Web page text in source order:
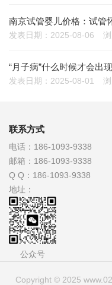
南京试管婴儿价格：试管
发表日期：2025-08-06
“月子病”什么时候才会出
发表日期：2025-08-01
联系方式
电话： 186-1093-9338
邮箱： 186-1093-9338
Q Q： 186-1093-9338
地址：
公众号
Copyright © 2025